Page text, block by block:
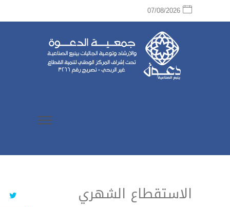
07/08/2026
الاستقطاع الشهري